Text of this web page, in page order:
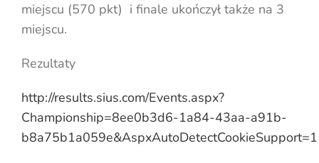
miejscu (570 pkt) i finale ukończył także na 3
miejscu.
Rezultaty
http://results.sius.com/Events.aspx?
Championship=8ee0b3d6-1a84-43aa-a91b-
b8a75b1a059e&AspxAutoDetectCookieSupport=1